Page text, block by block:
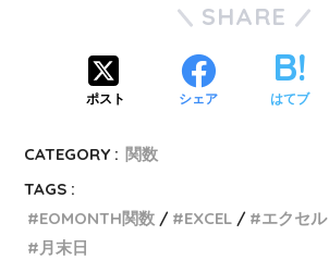
SHARE
ポスト シェア はてブ
CATEGORY : 関数
TAGS :
EOMONTH関数
EXCEL エクセル
月末日